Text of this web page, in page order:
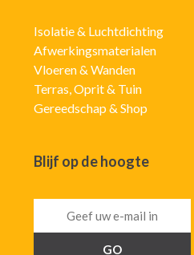
Isolatie & Luchtdichting
Afwerkingsmaterialen
Vloeren & Wanden
Terras, Oprit & Tuin
Gereedschap & Shop
Blijf op de hoogte